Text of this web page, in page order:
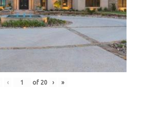
‹ of 20 › »